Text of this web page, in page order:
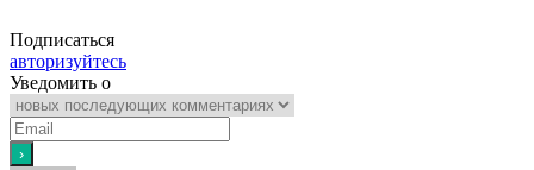
Подписаться
авторизуйтесь
Уведомить о